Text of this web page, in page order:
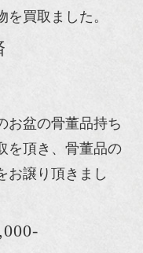
を買取ました。
お盆の骨董品持ち
を頂き、骨董品の
お譲り頂きまし